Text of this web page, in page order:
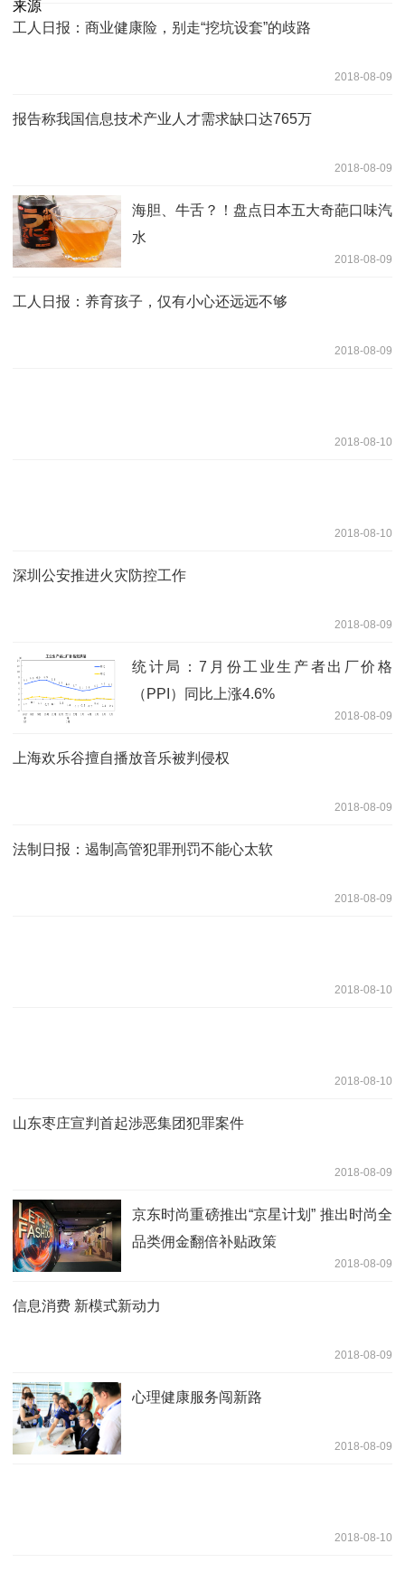
工人日报：商业健康险，别走“挖坑设套”的歧路
2018-08-09
报告称我国信息技术产业人才需求缺口达765万
2018-08-09
海胆、牛舌？！盘点日本五大奇葩口味汽
水
2018-08-09
工人日报：养育孩子，仅有小心还远远不够
2018-08-09
2018-08-10
2018-08-10
深圳公安推进火灾防控工作
2018-08-09
统计局：7月份工业生产者出厂价格
（PPI）同比上涨4.6%
2018-08-09
上海欢乐谷擅自播放音乐被判侵权
2018-08-09
法制日报：遏制高管犯罪刑罚不能心太软
2018-08-09
2018-08-10
2018-08-10
山东枣庄宣判首起涉恶集团犯罪案件
2018-08-09
京东时尚重磅推出“京星计划” 推出时尚全
品类佣金翻倍补贴政策
2018-08-09
信息消费 新模式新动力
2018-08-09
心理健康服务闯新路
2018-08-09
2018-08-10